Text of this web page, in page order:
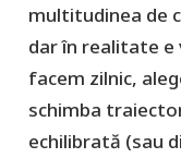
multitudinea de
dar în realitate e
facem zilnic,
schimba
echilibrată (sau